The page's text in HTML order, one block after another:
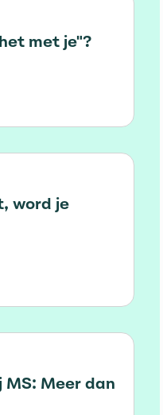
met je"?
"hoe gaat het met je"?
word je
MS hebt, word je
Meer dan